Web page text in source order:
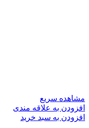
مشاهده سریع
افزودن به علاقه مندی
افزودن به سبد خرید